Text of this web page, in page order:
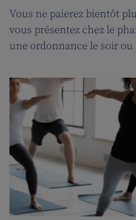
Vous ne paierez bientôt
vous présentez chez le
une ordonnance le soir
sera introduite pour les